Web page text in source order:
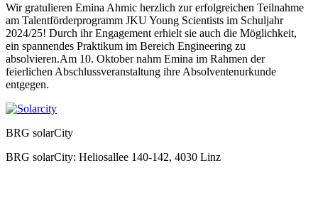
Wir gratulieren Emina Ahmic herzlich zur erfolgreichen Teilnahme
am Talentförderprogramm JKU Young Scientists im Schuljahr
2024/25! Durch ihr Engagement erhielt sie auch die Möglichkeit,
ein spannendes Praktikum im Bereich Engineering zu
absolvieren.Am 10. Oktober nahm Emina im Rahmen der
feierlichen Abschlussveranstaltung ihre Absolventenurkunde
entgegen.
BRG solarCity
BRG solarCity: Heliosallee 140-142, 4030 Linz